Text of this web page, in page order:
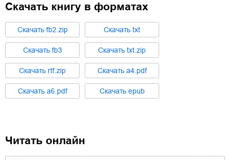
Скачать книгу в форматах
Cкачать fb2.zip Cкачать txt
Cкачать fb3 Cкачать txt.zip
Cкачать rtf.zip Cкачать a4.pdf
Cкачать a6.pdf Cкачать epub
Читать онлайн